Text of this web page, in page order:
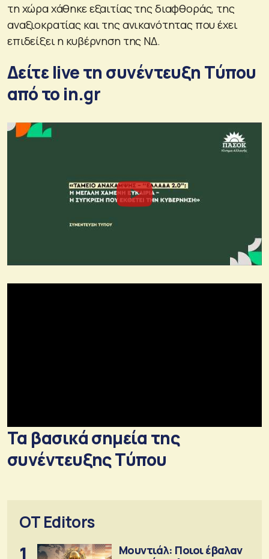
τη χώρα χάθηκε εξαιτίας της διαφθοράς, της
αναξιοκρατίας και της ανικανότητας που έχει
επιδείξει η κυβέρνηση της ΝΔ.
Δείτε live τη συνέντευξη Τύπου
από το in.gr
Τα βασικά σημεία της
συνέντευξης Τύπου
OT Editors
1
Μουντιάλ: Ποιοι έβαλαν